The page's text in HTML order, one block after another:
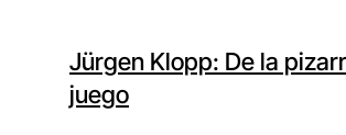
Jürgen Klopp: De la
juego